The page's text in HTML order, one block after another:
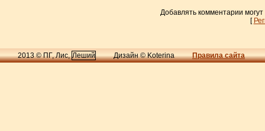
Добавлять комментарии
[
2013 © ПГ, Лис,Леший Дизайн © Koterina Правила сайта